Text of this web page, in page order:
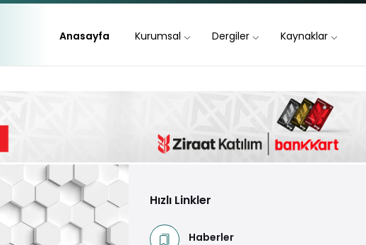
Anasayfa Kurumsal Dergiler Kaynaklar
Hızlı Linkler
Haberler